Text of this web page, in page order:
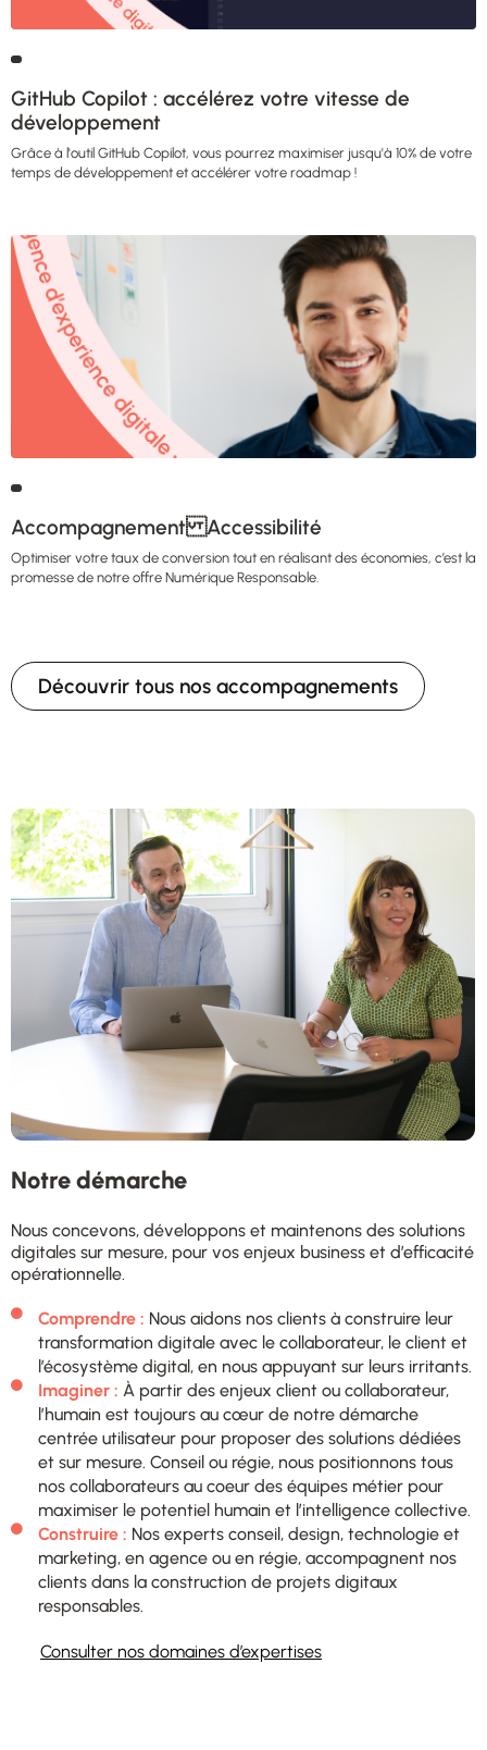
GitHub Copilot : accélérez votre vitesse de
développement
Grâce à l'outil GitHub Copilot, vous pourrez maximiser jusqu'à 10% de votre
temps de développement et accélérer votre roadmap !
Accompagnement Accessibilité
Optimiser votre taux de conversion tout en réalisant des économies, c’est la
promesse de notre offre Numérique Responsable.
Découvrir tous nos accompagnements
Notre démarche​
Nous concevons, développons et maintenons des solutions
digitales sur mesure, pour vos enjeux business et d’efficacité
opérationnelle.
Comprendre : Nous aidons nos clients à construire leur
transformation digitale avec le collaborateur, le client et
l’écosystème digital, en nous appuyant sur leurs irritants.
Imaginer : À partir des enjeux client ou collaborateur,
l’humain est toujours au cœur de notre démarche
centrée utilisateur pour proposer des solutions dédiées
et sur mesure. Conseil ou régie, nous positionnons tous
nos collaborateurs au coeur des équipes métier pour
maximiser le potentiel humain et l’intelligence collective.
Construire : Nos experts conseil, design, technologie et
marketing, en agence ou en régie, accompagnent nos
clients dans la construction de projets digitaux
responsables.
Consulter nos domaines d’expertises